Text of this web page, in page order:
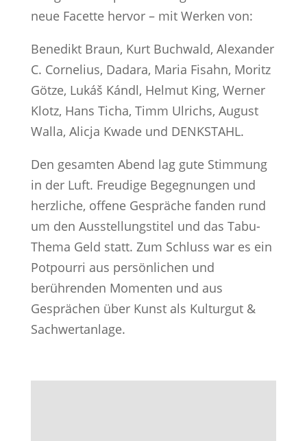
neue Facette hervor – mit Werken von:
Benedikt Braun, Kurt Buchwald, Alexander
C. Cornelius, Dadara, Maria Fisahn, Moritz
Götze, Lukáš Kándl, Helmut King, Werner
Klotz, Hans Ticha, Timm Ulrichs, August
Walla, Alicja Kwade und DENKSTAHL.
Den gesamten Abend lag gute Stimmung
in der Luft. Freudige Begegnungen und
herzliche, offene Gespräche fanden rund
um den Ausstellungstitel und das Tabu-
Thema Geld statt. Zum Schluss war es ein
Potpourri aus persönlichen und
berührenden Momenten und aus
Gesprächen über Kunst als Kulturgut &
Sachwertanlage.